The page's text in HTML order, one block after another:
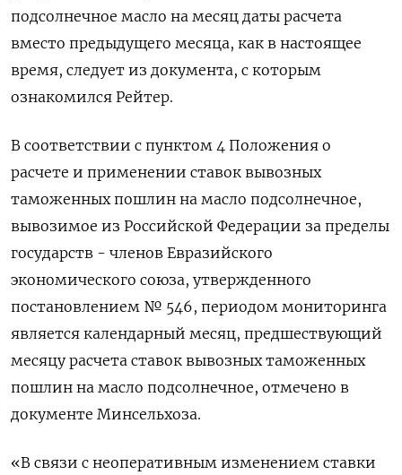
подсолнечное масло на месяц даты расчета
вместо предыдущего месяца, как в настоящее
время, следует из документа, с которым
ознакомился Рейтер.
В соответствии с пунктом 4 Положения о
расчете и применении ставок вывозных
таможенных пошлин на масло подсолнечное,
вывозимое из Российской Федерации за пределы
государств - членов Евразийского
экономического союза, утвержденного
постановлением № 546, периодом мониторинга
является календарный месяц, предшествующий
месяцу расчета ставок вывозных таможенных
пошлин на масло подсолнечное, отмечено в
документе Минсельхоза.
«В связи с неоперативным изменением ставки